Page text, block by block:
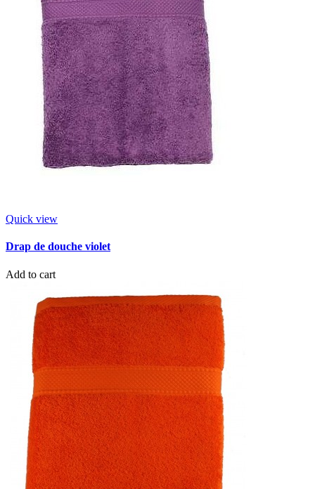
Quick view
Drap de douche violet
Add to cart